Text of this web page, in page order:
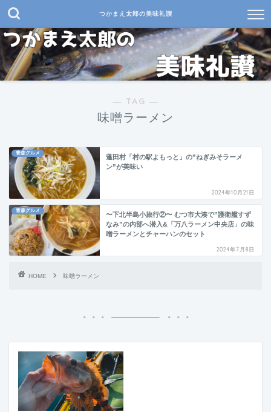
つかまえ太郎の美味礼讃
― TAG ―
味噌ラーメン
青森グルメ
蓬田村「村の駅よもっと」の”ねぎみそラーメ
ン”が美味い
2024年10月21日
青森グルメ
〜下北半島小旅行②〜 むつ市大湊で”護衛艦すず
なみ”の内部へ潜入&「万八ラーメン中央店」の味
噌ラーメンとチャーハンのセット
2024年7月8日
HOME 味噌ラーメン